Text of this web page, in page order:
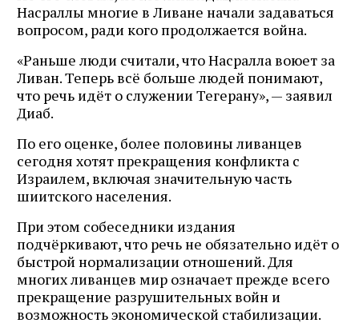
Насраллы многие в Ливане начали задаваться
вопросом, ради кого продолжается война.
«Раньше люди считали, что Насралла воюет за
Ливан. Теперь всё больше людей понимают,
что речь идёт о служении Тегерану», — заявил
Диаб.
По его оценке, более половины ливанцев
сегодня хотят прекращения конфликта с
Израилем, включая значительную часть
шиитского населения.
При этом собеседники издания
подчёркивают, что речь не обязательно идёт о
быстрой нормализации отношений. Для
многих ливанцев мир означает прежде всего
прекращение разрушительных войн и
возможность экономической стабилизации.